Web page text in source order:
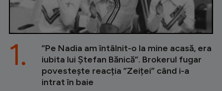
”Pe Nadia am întâlnit-o la mine acasă, era
iubita lui Ștefan Bănică”. Brokerul fugar
povestește reacția ”Zeiței” când i-a
intrat în baie
1.